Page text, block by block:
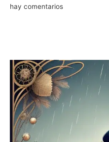
hay comentariosen